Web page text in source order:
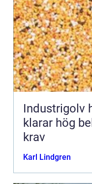
Industrigolv
klarar hög
krav
Karl Lindgren